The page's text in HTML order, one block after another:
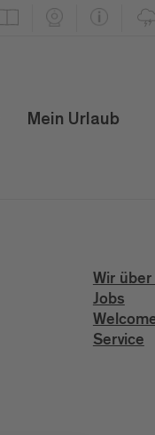
Mein Urlaub
Wir über
Jobs
Service